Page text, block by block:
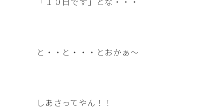
と・・と・・・とおかぁ〜
しあさってやん！！